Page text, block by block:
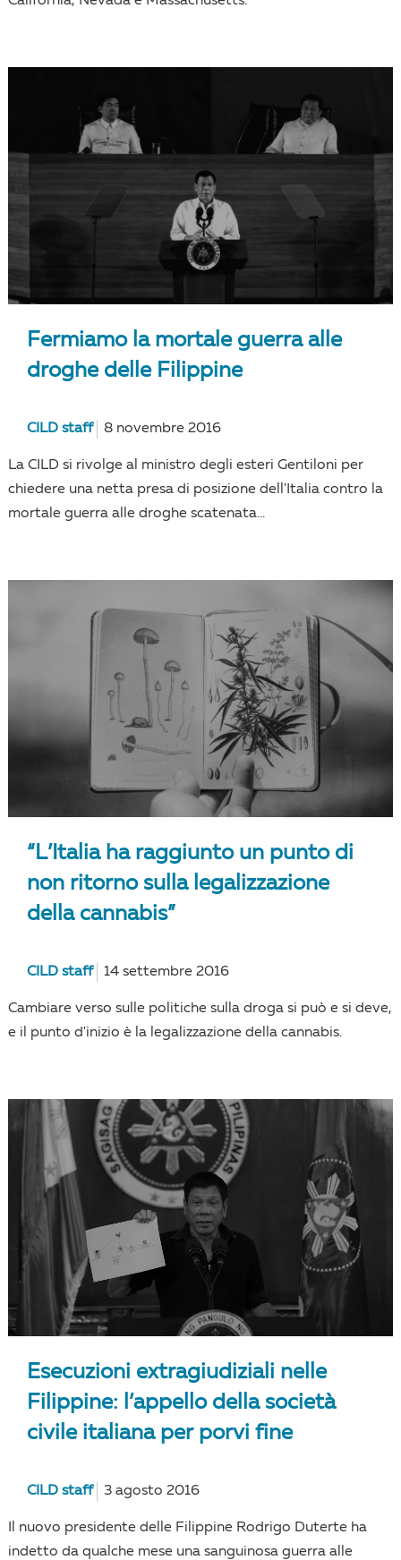
Fermiamo la mortale guerra alle
droghe delle Filippine
CILD staff 8 novembre 2016
La CILD si rivolge al ministro degli esteri Gentiloni per
chiedere una netta presa di posizione dell'Italia contro la
mortale guerra alle droghe scatenata...
“L’Italia ha raggiunto un punto di
non ritorno sulla legalizzazione
della cannabis”
CILD staff 14 settembre 2016
Cambiare verso sulle politiche sulla droga si può e si deve,
e il punto d'inizio è la legalizzazione della cannabis.
Esecuzioni extragiudiziali nelle
Filippine: l’appello della società
civile italiana per porvi fine
CILD staff 3 agosto 2016
Il nuovo presidente delle Filippine Rodrigo Duterte ha
indetto da qualche mese una sanguinosa guerra alle